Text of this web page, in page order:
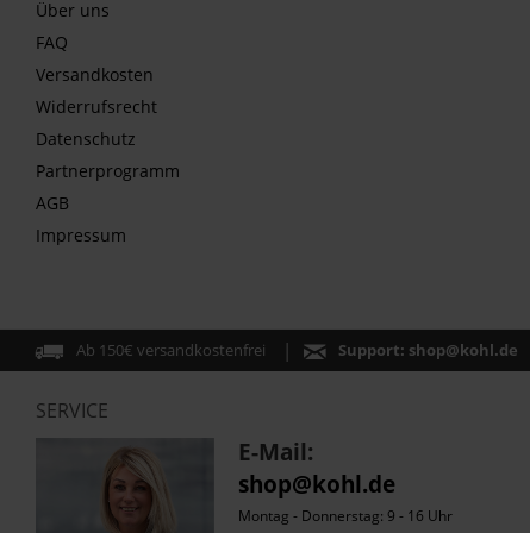
Über uns
FAQ
Versandkosten
Widerrufsrecht
Datenschutz
Partnerprogramm
AGB
Impressum
Ab 150€ versandkostenfrei Support: shop@kohl.de
SERVICE
E-Mail:
shop@kohl.de
Montag - Donnerstag: 9 - 16 Uhr